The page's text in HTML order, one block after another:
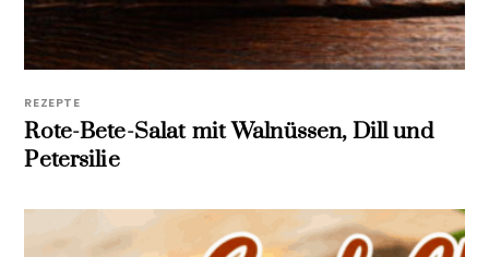
REZEPTE
Rote-Bete-Salat mit Walnüssen, Dill und
Petersilie